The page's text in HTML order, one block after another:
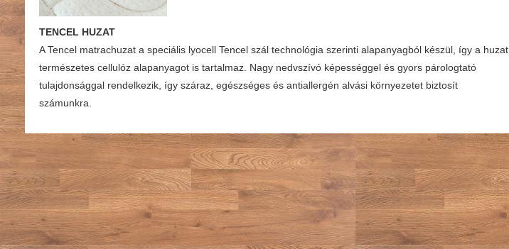
TENCEL HUZAT
A Tencel matrachuzat a speciális lyocell Tencel szál technológia szerinti alapanyagból készül, így a huzat
természetes cellulóz alapanyagot is tartalmaz. Nagy nedvszívó képességgel és gyors párologtató
tulajdonsággal rendelkezik, így száraz, egészséges és antiallergén alvási környezetet biztosít
számunkra.